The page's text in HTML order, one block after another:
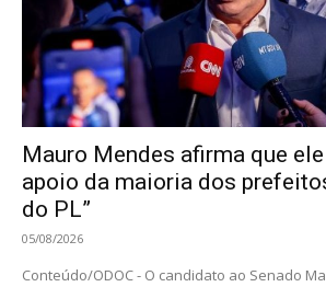
Mauro Mendes afirma que
apoio da maioria dos
do PL”
05/08/2026
Conteúdo/ODOC - O candidato ao Senado